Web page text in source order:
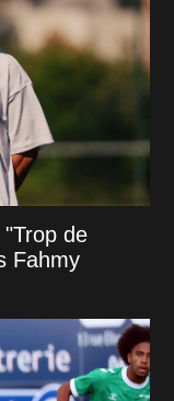
"Trop de
Fahmy